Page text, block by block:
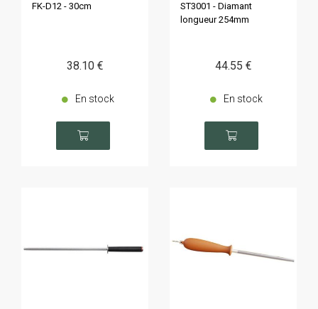
FK-D12 - 30cm
38.10 €
En stock
ST3001 - Diamant
longueur 254mm
44.55 €
En stock